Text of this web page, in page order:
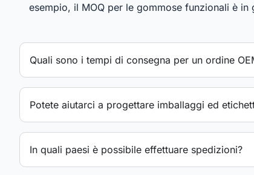
esempio, il MOQ per le gommose funzionali è
Quali sono i tempi di consegna per un ordine
Potete aiutarci a progettare imballaggi ed
In quali paesi è possibile effettuare spedizioni?